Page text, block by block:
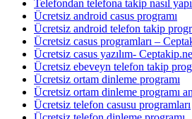
Telefondan telefona takip nasıl
Ücretsiz android casus programı
Ücretsiz android telefon takip
Ücretsiz casus programları –
Ücretsiz casus yazılım-
Ücretsiz ebeveyn telefon takip
Ücretsiz ortam dinleme programı
Ücretsiz ortam dinleme programı
Ücretsiz telefon casusu programları